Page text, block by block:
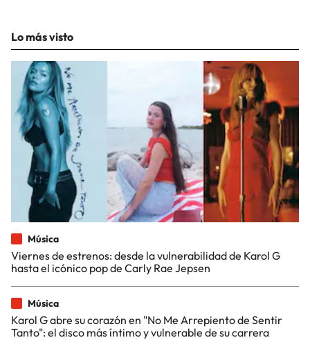
Lo más visto
Música
Viernes de estrenos: desde la vulnerabilidad de Karol G
hasta el icónico pop de Carly Rae Jepsen
Música
Karol G abre su corazón en "No Me Arrepiento de Sentir
Tanto": el disco más íntimo y vulnerable de su carrera